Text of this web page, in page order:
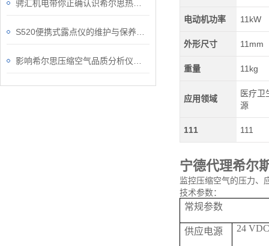
电动机功率 11kW
外形尺寸 11mm
重量 11kg
应用领域
医疗卫
源
111 111
宁德代理希尔
监控压缩空气的压力
技术参数：
常规参数
供应电源 24